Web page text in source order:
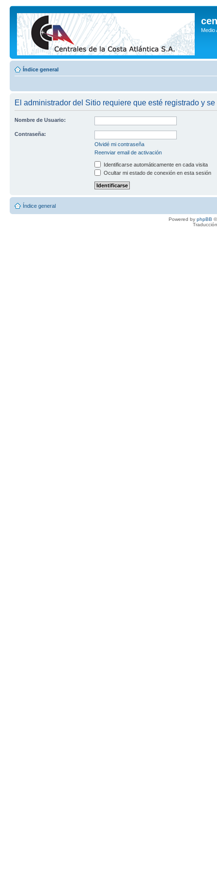
Medio
Índice general
El administrador del Sitio requiere que esté registrado y
Nombre de Usuario:
Contraseña:
Olvidé mi contraseña
Reenviar email de activación
Identificarse automáticamente en cada visita
Ocultar mi estado de conexión en esta sesión
Índice general
Powered by phpBB